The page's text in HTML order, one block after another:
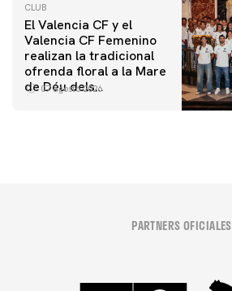
CLUB
El Valencia CF y el
Valencia CF Femenino
realizan la tradicional
ofrenda floral a la Mare
de Déu dels
07 agosto 2026
PARTNERS OFICIALES